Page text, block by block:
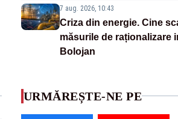
7 aug. 2026, 10:43
Criza din energie. Cine
măsurile de raționalizare
Bolojan
URMĂREȘTE-NE PE